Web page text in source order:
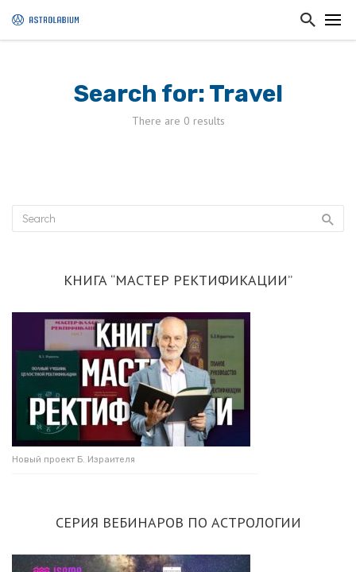
Search for: Travel
There are 0 results
КНИГА “МАСТЕР РЕКТИФИКАЦИИ”
Новый проект Б. Израителя
СЕРИЯ ВЕБИНАРОВ ПО АСТРОЛОГИИ